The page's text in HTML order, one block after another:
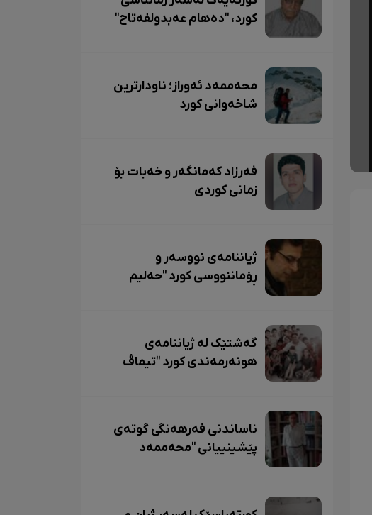
کورد، "دەهام عەبدولفەتاح"
محەممەد ئەوراز؛ ناودارترین
شاخەوانی کورد
فەرزاد کەمانگەر و خەبات بۆ
زمانی کوردی
ژیاننامەی نووسەر و
ڕۆماننووسی کورد "حەلیم
گەشتێک لە ژیاننامەی
هونەرمەندی کورد "تیماڤ
ناساندنی فەرهەنگی گوتەی
پێشینییانی "محەممەد